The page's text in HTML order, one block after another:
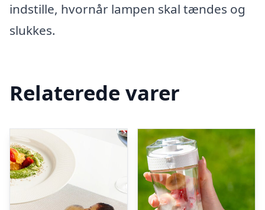
indstille, hvornår lampen skal tændes og
slukkes.
Relaterede varer